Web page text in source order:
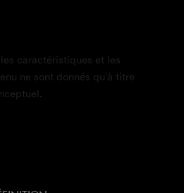
caractéristiques et les
ne sont donnés qu'à titre